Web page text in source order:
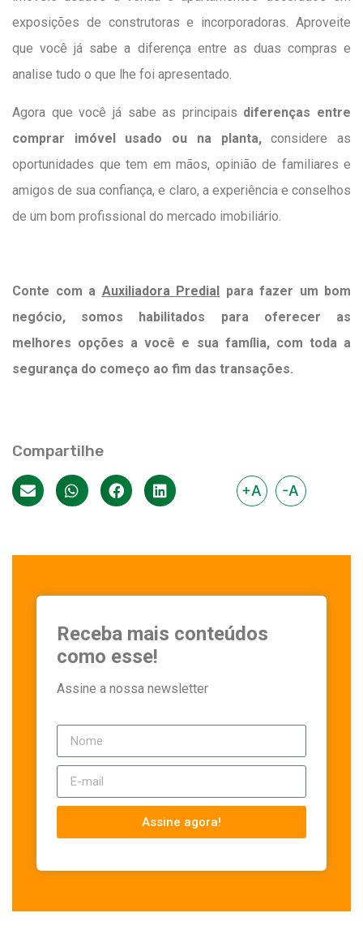
exposições de construtoras e incorporadoras. Aproveite
que você já sabe a diferença entre as duas compras e
analise tudo o que lhe foi apresentado.
Agora que você já sabe as principais diferenças entre
comprar imóvel usado ou na planta,considere as
oportunidades que tem em mãos, opinião de familiares e
amigos de sua confiança, e claro, a experiência e conselhos
de um bom profissional do mercado imobiliário.
Conte com a Auxiliadora Predial
para fazer um bom
negócio, somos habilitados para oferecer as
melhores opções a você e sua família, com toda a
segurança do começo ao fim das transações.
Compartilhe
+A -A
Receba mais conteúdos
como esse!
Assine a nossa newsletter
Assine agora!